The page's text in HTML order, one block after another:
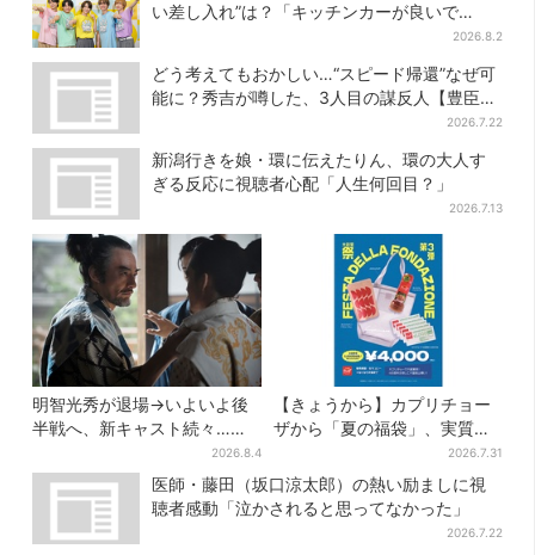
い差し入れ”は？「キッチンカーが良いで
2026.8.2
どう考えてもおかしい…“スピード帰還”なぜ可
能に？秀吉が噂した、3人目の謀反人【豊臣兄
2026.7.22
新潟行きを娘・環に伝えたりん、環の大人す
ぎる反応に視聴者心配「人生何回目？」
2026.7.13
明智光秀が退場→いよいよ後
半戦へ、新キャスト続々…
「豊臣兄弟！」振り返り＆第
30回あらすじ
2026.8.4
【きょうから】カプリチョー
ザから「夏の福袋」、実質無
料…？値段以上の食事券＆限
定アイテム付き
2026.7.31
医師・藤田（坂口涼太郎）の熱い励ましに視
聴者感動「泣かされると思ってなかった」
2026.7.22